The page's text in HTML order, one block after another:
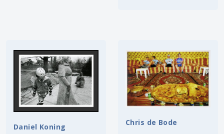
Daniel Koning Chris de Bode